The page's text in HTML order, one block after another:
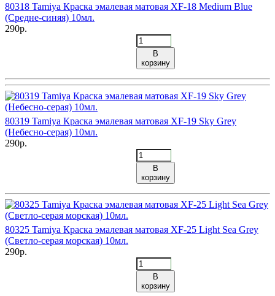
80318 Tamiya Краска эмалевая матовая XF-18 Medium Blue
(Средне-синяя) 10мл.
290р.
В
корзину
80319 Tamiya Краска эмалевая матовая XF-19 Sky Grey
(Небесно-серая) 10мл.
290р.
В
корзину
80325 Tamiya Краска эмалевая матовая XF-25 Light Sea Grey
(Светло-серая морская) 10мл.
290р.
В
корзину